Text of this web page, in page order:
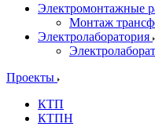
Электромонтажные
Монтаж
Электролаборатория
Проекты
КТП
КТПН